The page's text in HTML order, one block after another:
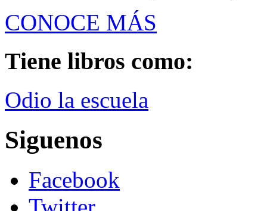
CONOCE MÁS
Tiene libros como:
Odio la escuela
Siguenos
Facebook